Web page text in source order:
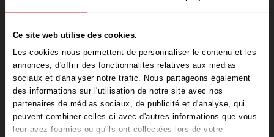
Ce site web utilise des cookies.
Les cookies nous permettent de personnaliser le contenu et les
annonces, d'offrir des fonctionnalités relatives aux médias
sociaux et d'analyser notre trafic. Nous partageons également
des informations sur l'utilisation de notre site avec nos
partenaires de médias sociaux, de publicité et d'analyse, qui
peuvent combiner celles-ci avec d'autres informations que vous
leur avez fournies ou qu'ils ont collectées lors de votre
RECRUTEMENT
VOTRE AVIS
CONTACT